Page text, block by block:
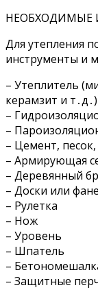
НЕОБХОДИМЫЕ
Для утепления
инструменты и
– Утеплитель
керамзит и т․д․)
–
–
– Цемент,
– Армирующая
– Деревянный
– Доски или
– Рулетка
– Нож
– Уровень
– Шпатель
–
– Защитные